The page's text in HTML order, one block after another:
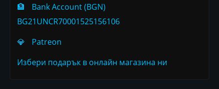
🏦
Bank Account (BGN)
BG21UNCR70001525156106
💎
Patreon
Избери подарък в онлайн магазина ни